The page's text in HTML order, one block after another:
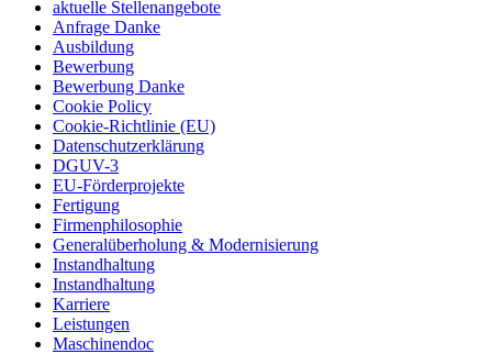
aktuelle Stellenangebote
Anfrage Danke
Ausbildung
Bewerbung
Bewerbung Danke
Cookie Policy
Cookie-Richtlinie (EU)
Datenschutzerklärung
DGUV-3
EU-Förderprojekte
Fertigung
Firmenphilosophie
Generalüberholung & Modernisierung
Instandhaltung
Instandhaltung
Karriere
Leistungen
Maschinendoc